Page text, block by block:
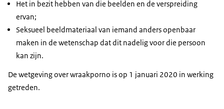
Het in bezit hebben van die beelden en de verspreiding
ervan;
Seksueel beeldmateriaal van iemand anders openbaar
maken in de wetenschap dat dit nadelig voor die persoon
kan zijn.
De wetgeving over wraakporno is op 1 januari 2020 in werking
getreden.